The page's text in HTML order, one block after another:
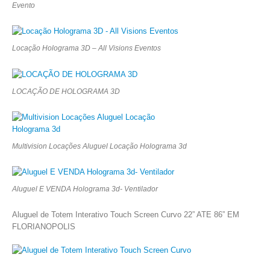
Evento
Locação Holograma 3D – All Visions Eventos
LOCAÇÃO DE HOLOGRAMA 3D
Multivision Locações Aluguel Locação Holograma 3d
Aluguel E VENDA Holograma 3d- Ventilador
Aluguel de Totem Interativo Touch Screen Curvo 22” ATE 86” EM
FLORIANOPOLIS